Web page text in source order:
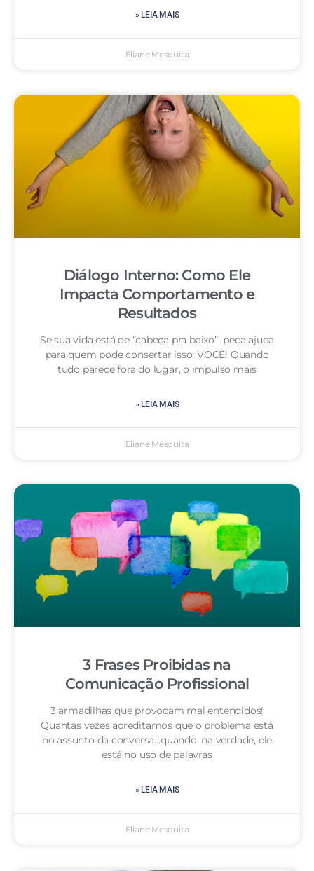
» LEIA MAIS
Eliane Mesquita
Diálogo Interno: Como Ele
Impacta Comportamento e
Resultados
Se sua vida está de “cabeça pra baixo” peça ajuda
para quem pode consertar isso: VOCÊ! Quando
tudo parece fora do lugar, o impulso mais
» LEIA MAIS
Eliane Mesquita
3 Frases Proibidas na
Comunicação Profissional
3 armadilhas que provocam mal entendidos!
Quantas vezes acreditamos que o problema está
no assunto da conversa…quando, na verdade, ele
está no uso de palavras
» LEIA MAIS
Eliane Mesquita